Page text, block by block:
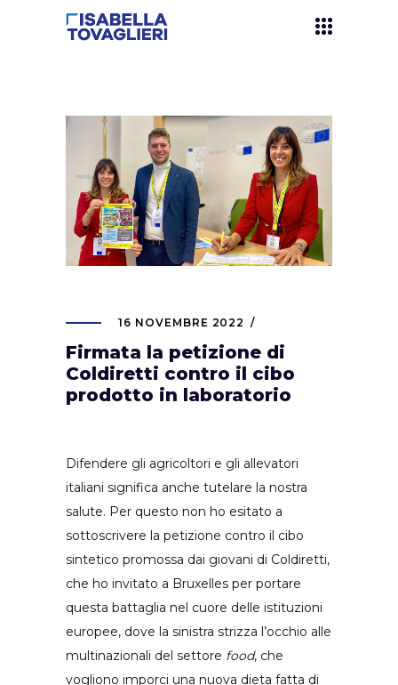
16 NOVEMBRE 2022
Firmata la petizione di
Coldiretti contro il cibo
prodotto in laboratorio
Difendere gli agricoltori e gli allevatori
italiani significa anche tutelare la nostra
salute. Per questo non ho esitato a
sottoscrivere la petizione contro il cibo
sintetico promossa dai giovani di Coldiretti,
che ho invitato a Bruxelles per portare
questa battaglia nel cuore delle istituzioni
europee, dove la sinistra strizza l’occhio alle
multinazionali del settore food, che
vogliono imporci una nuova dieta fatta di